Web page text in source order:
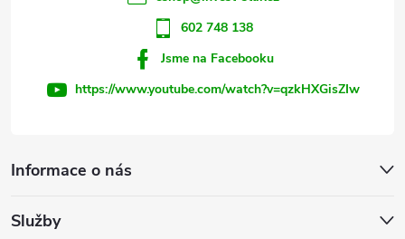
Informace o nás
Služby
602 748 138
Jsme na Facebooku
https://www.youtube.com/watch?v=qzkHXGisZIw